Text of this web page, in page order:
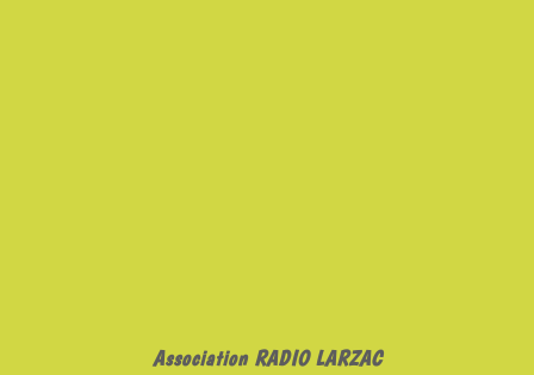
Association RADIO LARZAC